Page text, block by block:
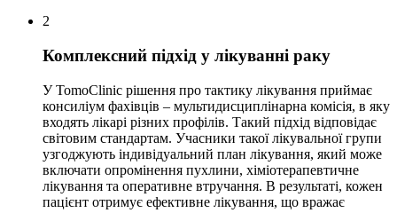
2
Комплексний підхід у лікуванні раку
У TomoClinic рішення про тактику лікування приймає
консиліум фахівців – мультидисциплінарна комісія, в яку
входять лікарі різних профілів. Такий підхід відповідає
світовим стандартам. Учасники такої лікувальної групи
узгоджують індивідуальний план лікування, який може
включати опромінення пухлини, хіміотерапевтичне
лікування та оперативне втручання. В результаті, кожен
пацієнт отримує ефективне лікування, що вражає